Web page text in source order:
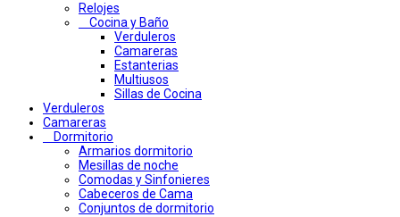
Relojes
Cocina y Baño
Verduleros
Camareras
Estanterias
Multiusos
Sillas de Cocina
Verduleros
Camareras
Dormitorio
Armarios dormitorio
Mesillas de noche
Comodas y Sinfonieres
Cabeceros de Cama
Conjuntos de dormitorio